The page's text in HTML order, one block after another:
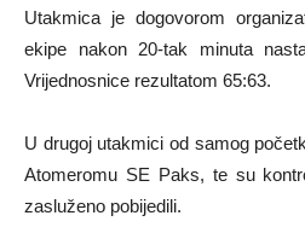
Utakmica je dogovorom
ekipe nakon 20-tak minuta
Vrijednosnice rezultatom 65:63.
U drugoj utakmici od samog
Atomeromu SE Paks, te su
zasluženo pobijedili.